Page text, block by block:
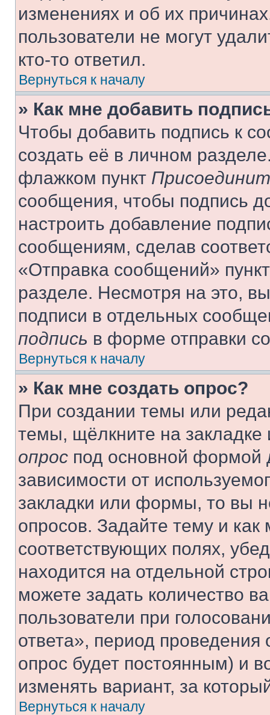
изменениях и об их
пользователи не могут
кто-то ответил.
Вернуться к началу
» Как мне добавить
Чтобы добавить подпись к
создать её в личном
флажком пункт
сообщения, чтобы подпись
настроить добавление
сообщениям, сделав
«Отправка сообщений»
разделе. Несмотря на это,
подписи в отдельных
подпись в форме отправки
Вернуться к началу
» Как мне создать опрос?
При создании темы или
темы, щёлкните на
опрос под основной формой
зависимости от
закладки или формы, то вы
опросов. Задайте тему и
соответствующих полях,
находится на отдельной
можете задать количество
пользователи при
ответа», период проведения
опрос будет постоянным) и
изменять вариант, за
Вернуться к началу